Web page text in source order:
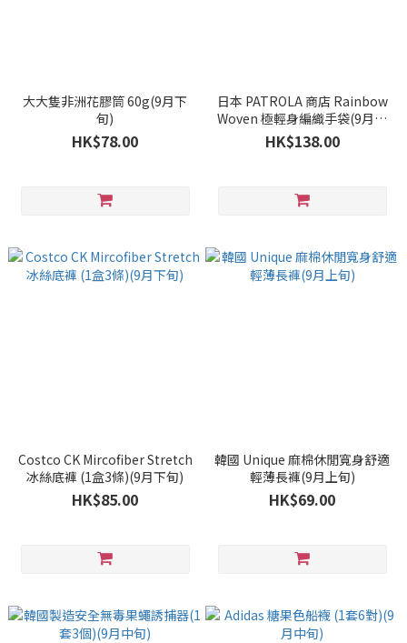
大大隻非洲花膠筒 60g(9月下
旬)
HK$78.00
日本 PATROLA 商店 Rainbow
Woven 極輕身編織手袋(9月下
旬)
HK$138.00
Costco CK Mircofiber Stretch
冰絲底褲 (1盒3條)(9月下旬)
HK$85.00
韓國 Unique 麻棉休閒寬身舒適
輕薄長褲(9月上旬)
HK$69.00